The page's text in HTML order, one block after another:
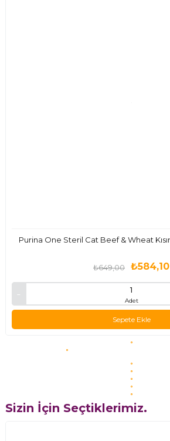
Adet
₺584,10
₺649,00
Sepete Ekle
Sizin İçin Seçtiklerimiz.